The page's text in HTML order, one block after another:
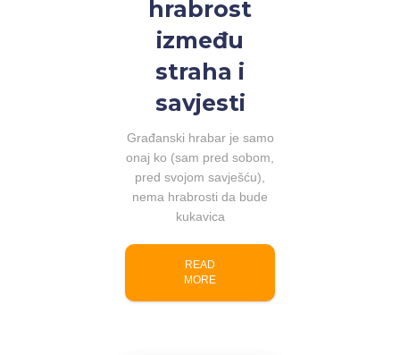
hrabrost
između
straha i
savjesti
Građanski hrabar je samo
onaj ko (sam pred sobom,
pred svojom savješću),
nema hrabrosti da bude
kukavica
READ
MORE